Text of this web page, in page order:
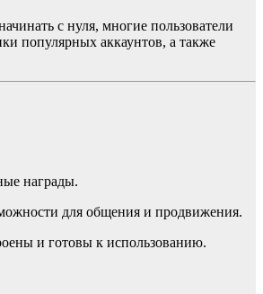
с нуля, многие пользователи
популярных аккаунтов, а также
награды.
для общения и продвижения.
и готовы к использованию.